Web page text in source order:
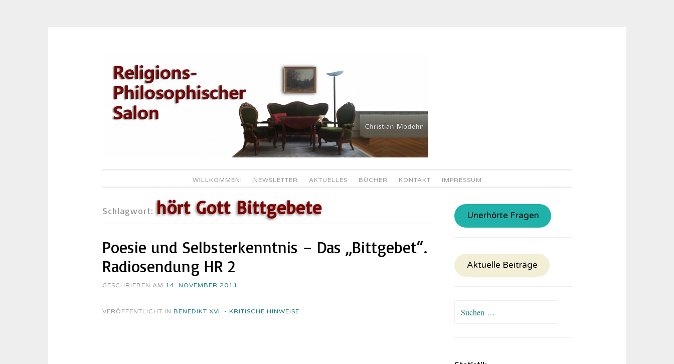
Inhalt
springen
WILLKOMMEN! NEWSLETTER AKTUELLES BÜCHER KONTAKT IMPRESSUM
Schlagwort: hört Gott Bittgebete
Poesie und Selbsterkenntnis – Das „Bittgebet“.
Ra­dio­sen­dung HR 2
GESCHRIEBEN AM 14. NOVEMBER 2011
VERÖFFENTLICHT IN BENEDIKT XVI. - KRITISCHE HINWEISE
Unerhörte Fragen
Aktuelle Beiträge
Suchen